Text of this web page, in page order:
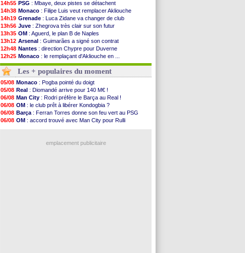
14h55 PSG : Mbaye, deux pistes se détachent
14h38 Monaco : Filipe Luis veut remplacer Akliouche
14h19 Grenade : Luca Zidane va changer de club
13h56 Juve : Zhegrova très clair sur son futur
13h35 OM : Aguerd, le plan B de Naples
13h12 Arsenal : Guimarães a signé son contrat
12h48 Nantes : direction Chypre pour Duverne
12h25 Monaco : le remplaçant d'Akliouche en ...
12h06 Man Utd: Bayindir signe au Celta (officiel)
11h53
Man City: Enzo Fernandez pour l'après-Rodri ?
11h31 Naples: l'option Monaco pour Lukaku !
11h10
OM: Lucas Perri a été approché
10h52
PSG : le coach de l'Ajax insiste pour Godts
10h33
PSG: une 2e offre en préparation pour Godts
10h12
Francfort: Dina Ebimbe signe à Schalke (off.)
10h09
Strasbourg: Saïdou Sow prêté à Nantes (off.)
10h05
Monaco: Filipe Luis aimerait garder Balogun
: le soutien très appuyé à Infantino
Les + populaires du moment
05/08 Monaco : Pogba pointé du doigt
05/08 Real : Diomandé arrive pour 140 M€ !
06/08 Man City : Rodri préfère le Barça au Real !
06/08 OM : le club prêt à libérer Kondogbia ?
06/08 Barça : Ferran Torres donne son feu vert au PSG
06/08 OM : accord trouvé avec Man City pour Rulli
emplacement publicitaire